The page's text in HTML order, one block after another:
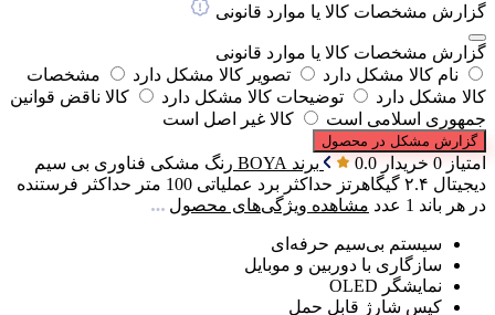
گزارش مشخصات کالا یا موارد قانونی
گزارش مشخصات کالا یا موارد قانونی
نام کالا مشکل دارد
تصویر کالا مشکل دارد
مشخصات
کالا مشکل دارد
توضیحات کالا مشکل دارد
کالا ناقض قوانین
جمهوری اسلامی است
کالا غیر اصل است
گزارش مشکل در محصول
امتیاز 0 خریدار 0.0 برند BOYA رنگ مشکی فناوری بی سیم
دیجیتال ۲.۴ گیگاهرتز
حداکثر برد عملیاتی 100 متر
حداکثر فرستنده
در هر باند 1 عدد مشاهده ویژگی‌های محصول
سیستم بی‌سیم حرفه‌ای
سازگاری با دوربین و موبایل
نمایشگر OLED
کیس شارژ قابل حمل